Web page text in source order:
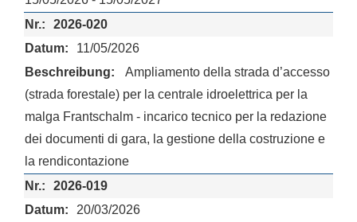
2026-020
11/05/2026
Ampliamento della strada d’accesso
(strada forestale) per la centrale idroelettrica per la
malga Frantschalm - incarico tecnico per la redazione
dei documenti di gara, la gestione della costruzione e
la rendicontazione
2026-019
20/03/2026